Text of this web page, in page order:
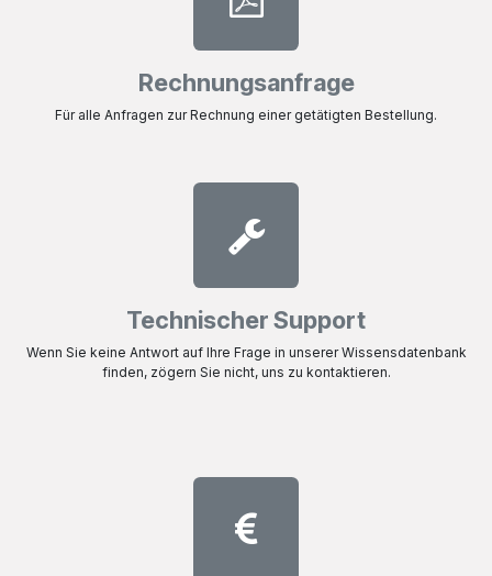
Rechnungsanfrage
Für alle Anfragen zur Rechnung einer getätigten Bestellung.
Technischer Support
Wenn Sie keine Antwort auf Ihre Frage in unserer Wissensdatenbank
finden, zögern Sie nicht, uns zu kontaktieren.